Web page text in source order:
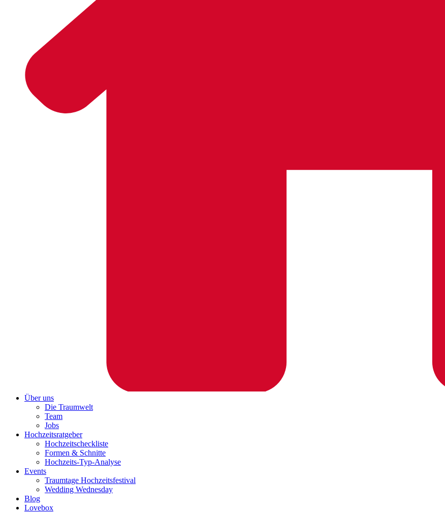
Über uns
Die Traumwelt
Team
Jobs
Hochzeitsratgeber
Hochzeitscheckliste
Formen & Schnitte
Hochzeits-Typ-Analyse
Events
Traumtage Hochzeitsfestival
Wedding Wednesday
Blog
Lovebox